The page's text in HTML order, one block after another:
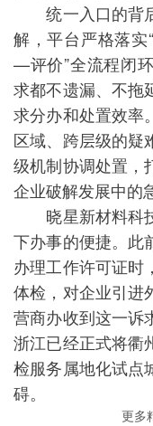
统一入口的背后
解，平台严格落
—评价”全流程闭
求都不遗漏、不拖
求分办和处置效率
区域、跨层级的疑
级机制协调处置，
企业破解发展中的
晓星新材料科技
下办事的便捷。此
办理工作许可证时
体检，对企业引进
营商办收到这一诉
浙江已经正式将衢
检服务属地化试点
碍。
更多